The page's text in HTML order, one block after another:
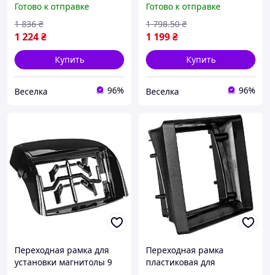
удобная и надежная для
улучшения звука FLAME
Готово к отправке
1 224₴
1 836 ₴
Купить
Веселка 96%
Qashqai 2007-2014 без
изменений интерьера
FLAME
Готово к отправке
1 199₴
1 798.50 ₴
Купить
Веселка 96%
Переходная рамка для
установки магнитолы 9
Переходная рамка
пластиковая для